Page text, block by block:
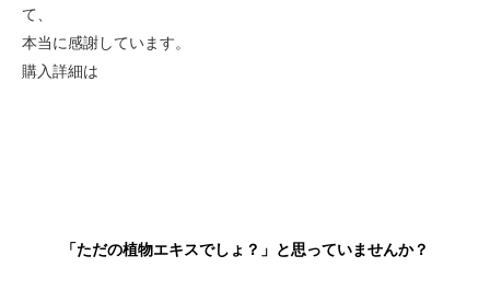
て、
本当に感謝しています。
購入詳細は
「ただの植物エキスでしょ？」と思っていませんか？